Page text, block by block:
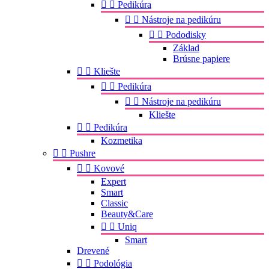
  Pedikúra
  Nástroje na pedikúru
  Pododisky
Základ
Brúsne papiere
  Kliešte
  Pedikúra
  Nástroje na pedikúru
Kliešte
  Pedikúra
Kozmetika
  Pushre
  Kovové
Expert
Smart
Classic
Beauty&Care
  Uniq
Smart
Drevené
  Podológia